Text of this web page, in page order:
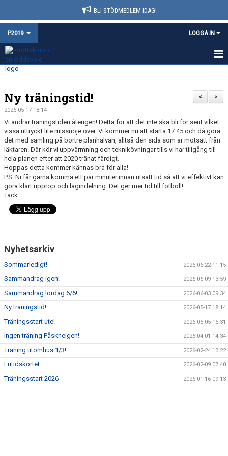
BLI STÖDMEDLEM IDAG!
P2019 LOGGA IN
HEM
NYHETER
KALENDER
MATCHER
TRUPPEN
BILDGALLERI
DOKUMENT
KONTAKT
>
<
Ny träningstid!
2026-05-17 18:14
Vi ändrar träningstiden återigen! Detta för att det inte ska bli för sent vilket
vissa uttryckt lite missnöje över. Vi kommer nu att starta 17:45 och då göra
det med samling på bortre planhalvan, alltså den sida som är motsatt från
läktaren. Där kör vi uppvärmning och teknikövningar tills vi har tillgång till
hela planen efter att 2020 tränat färdigt.
Hoppas detta kommer kännas bra för alla!
P.S. Ni får gärna komma ett par minuter innan utsatt tid så att vi effektivt kan
göra klart upprop och lagindelning. Det ger mer tid till fotboll!
Tack.
Nyhetsarkiv
Sommarledigt! 2026-06-22 11:15
Sammandrag igen! 2026-06-09 13:59
Sammandrag lördag 6/6! 2026-06-03 09:34
Ny träningstid! 2026-05-17 18:14
Träningsstart ute! 2026-05-05 15:31
Ingen träning Påskhelgen! 2026-04-01 14:34
Träning utomhus 1/3! 2026-02-24 13:22
Fritidskortet 2026-02-09 07:40
Träningsstart 2026 2026-01-16 09:13